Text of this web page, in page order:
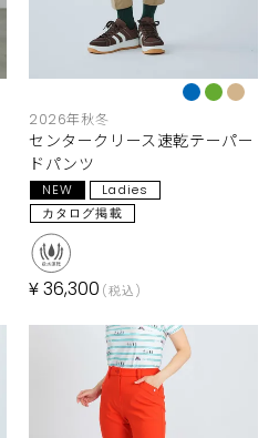
2026年秋冬
センタークリース速乾テーパー
ドパンツ
NEW
Ladies
カタログ掲載
¥36,300 税込